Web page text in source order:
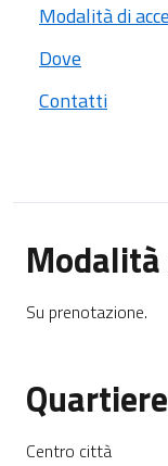
Modalità di
Dove
Contatti
Modalità
Su prenotazione.
Quartiere
Centro città